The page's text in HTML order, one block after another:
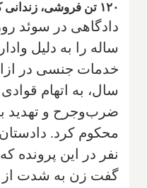
۱۲۰ تن فروشی، زندانی کرد
ساله را به دلیل
سال، به اتهام
نفر در این پرونده
گفت زن به شدت